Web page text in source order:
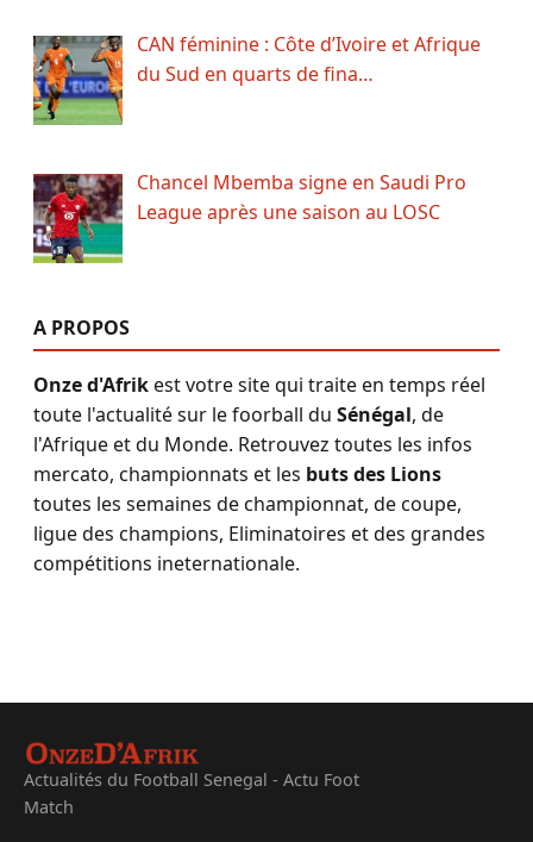
CAN féminine : Côte d’Ivoire et Afrique
du Sud en quarts de fina…
Chancel Mbemba signe en Saudi Pro
League après une saison au LOSC
A PROPOS
Onze d'Afrikest votre site qui traite en temps réel
toute l'actualité sur le foorball du Sénégal, de
l'Afrique et du Monde. Retrouvez toutes les infos
mercato, championnats et les buts des Lions
toutes les semaines de championnat, de coupe,
ligue des champions, Eliminatoires et des grandes
compétitions ineternationale.
Actualités du Football Senegal - Actu Foot
Match